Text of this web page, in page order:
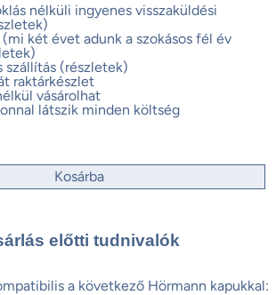
nélküli ingyenes visszaküldési
két évet adunk a szokásos fél év
szállítás (részletek)
raktárkészlet
vásárolhat
látszik minden költség
Kosárba
előtti tudnivalók
a következő Hörmann kapukkal: